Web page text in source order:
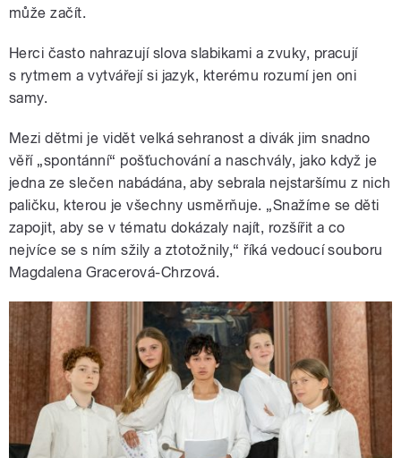
může začít.
Herci často nahrazují slova slabikami a zvuky, pracují
s rytmem a vytvářejí si jazyk, kterému rozumí jen oni
samy.
Mezi dětmi je vidět velká sehranost a divák jim snadno
věří „spontánní“ pošťuchování a naschvály, jako když je
jedna ze slečen nabádána, aby sebrala nejstaršímu z nich
paličku, kterou je všechny usměrňuje. „Snažíme se děti
zapojit, aby se v tématu dokázaly najít, rozšířit a co
nejvíce se s ním sžily a ztotožnily,“ říká vedoucí souboru
Magdalena Gracerová-Chrzová.